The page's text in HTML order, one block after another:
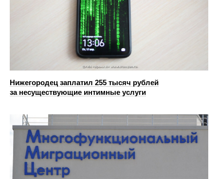
Нижегородец заплатил 255 тысяч рублей
за несуществующие интимные услуги